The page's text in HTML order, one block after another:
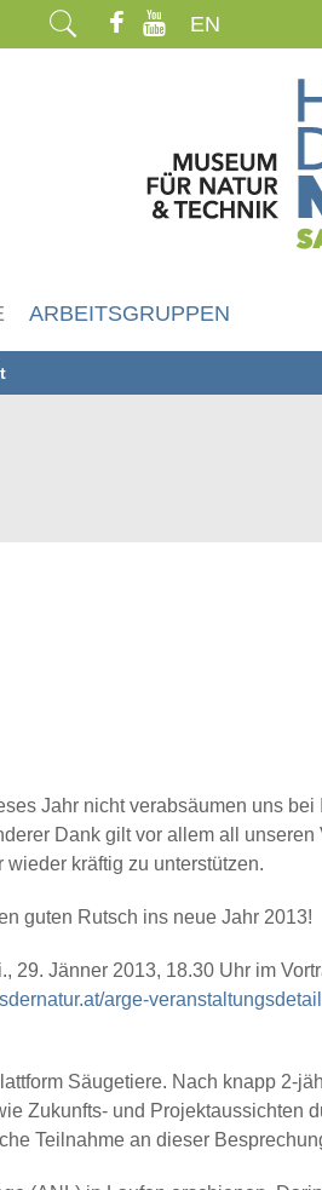
EN
ARBEITSGRUPPEN
Jahr nicht verabsäumen uns bei
Dank gilt vor allem all unseren
kräftig zu unterstützen.
guten Rutsch ins neue Jahr 2013!
29. Jänner 2013, 18.30 Uhr im
arge-
Säugetiere. Nach knapp 2-
Zukunfts- und Projektaussichten
Teilnahme an dieser